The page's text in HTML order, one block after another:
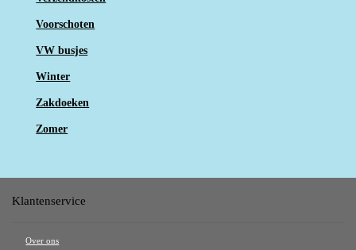
Voorschoten
VW busjes
Winter
Zakdoeken
Zomer
Klantenservice
Over ons